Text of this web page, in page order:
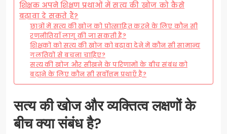
शिक्षक अपने शिक्षण प्रथाओं में सत्य की खोज को कैसे
बढ़ावा दे सकते हैं?
छात्रों में सत्य की खोज को प्रोत्साहित करने के लिए कौन सी
रणनीतियाँ लागू की जा सकती हैं?
शिक्षकों को सत्य की खोज को बढ़ावा देने में कौन सी सामान्य
गलतियों से बचना चाहिए?
सत्य की खोज और सीखने के परिणामों के बीच संबंध को
बढ़ाने के लिए कौन सी सर्वोत्तम प्रथाएँ हैं?
सत्य की खोज और व्यक्तित्व लक्षणों के
बीच क्या संबंध है?